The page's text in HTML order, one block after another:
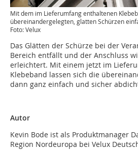
Mit dem im Lieferumfang enthaltenen
übereinandergelegten, glatten Schürzen
Foto: Velux
Das Glätten der Schürze bei der
Bereich entfällt und der Anschluss
erleichtert. Mit einem jetzt im
Klebeband lassen sich die
dann ganz einfach und sicher
Autor
Kevin Bode ist als Produktmanager
Region Nordeuropa bei Velux